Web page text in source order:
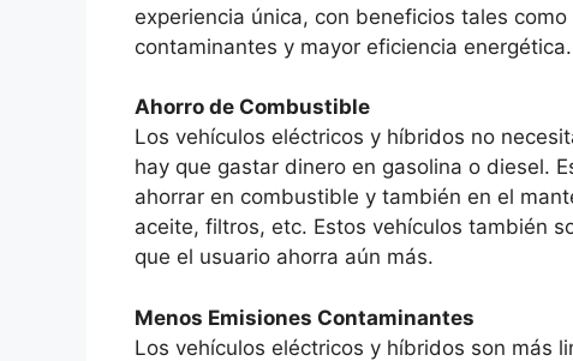
experiencia única, con beneficios tales
contaminantes y mayor eficiencia energética.
Ahorro de Combustible
Los vehículos eléctricos y híbridos no
hay que gastar dinero en gasolina o diesel.
ahorrar en combustible y también en el
aceite, filtros, etc. Estos vehículos también
que el usuario ahorra aún más.
Menos Emisiones Contaminantes
Los vehículos eléctricos y híbridos son más